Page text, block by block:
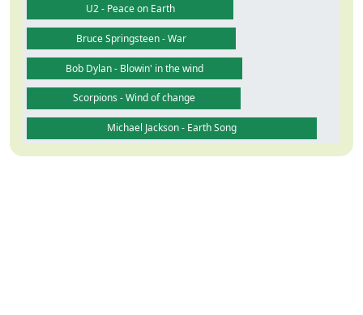
U2 - Peace on Earth
Bruce Springsteen - War
Bob Dylan - Blowin' in the wind
Scorpions - Wind of change
Michael Jackson - Earth Song